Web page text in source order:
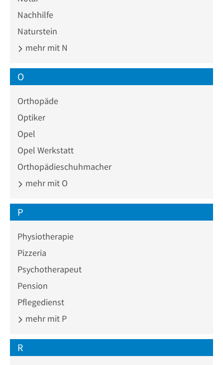
Nachhilfe
Naturstein
mehr mit N
O
Orthopäde
Optiker
Opel
Opel Werkstatt
Orthopädieschuhmacher
mehr mit O
P
Physiotherapie
Pizzeria
Psychotherapeut
Pension
Pflegedienst
mehr mit P
R